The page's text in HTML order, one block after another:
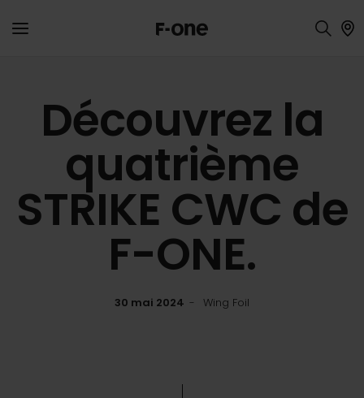
Découvrez la
quatrième
STRIKE CWC de
F-ONE.
30 mai 2024 Wing Foil